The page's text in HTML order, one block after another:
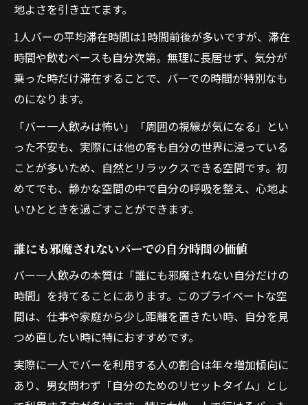
地よさを引き立てます。
1人バーの平均滞在時間は1時間前後が多いですが、滞在
時間や飲むペースも自分次第。無理に長居せず、気分が
乗った時だけ滞在することで、バーでの時間が特別なも
のになります。
「バー一人飲みは怖い」「周囲の視線が気になる」とい
った不安も、実際には他の客も自分の世界に浸っている
ことが多いため、自然とリラックスできる空間です。初
めてでも、静かな空間の中で自分の呼吸を整え、心地よ
いひとときを過ごすことができます。
誰にも邪魔されないバーでの自分時間の価値
バー一人飲みの本質は「誰にも邪魔されない自分だけの
時間」を持てることにあります。このプライベートな空
間は、仕事や家庭から少し距離を置きたい時、自分を見
つめ直したい時に特におすすめです。
実際に一人でバーを利用する人の割合は年々増加傾向に
あり、男女問わず「自分のためのリセットタイム」とし